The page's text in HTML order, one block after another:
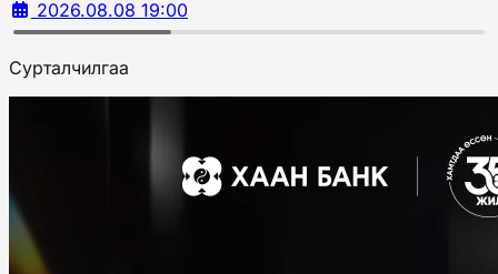
2026.08.08 19:00
Сурталчилгаа